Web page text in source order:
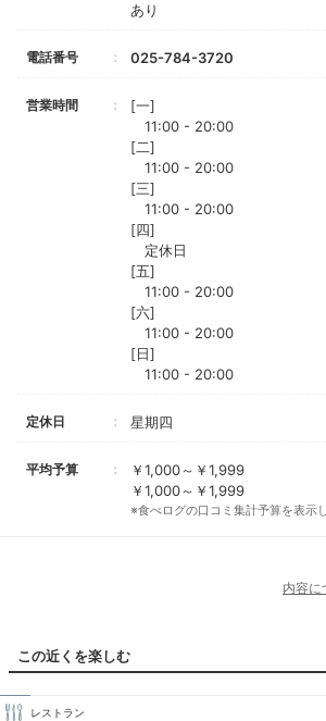
あり
電話番号 025-784-3720
営業時間
[一]
11:00 - 20:00
[二]
11:00 - 20:00
[三]
11:00 - 20:00
[四]
定休日
[五]
11:00 - 20:00
[六]
11:00 - 20:00
[日]
11:00 - 20:00
定休日 星期四
平均予算
￥1,000～￥1,999
￥1,000～￥1,999
※食べログの口コミ集計予算を表示
内容に
この近くを楽しむ
レストラン